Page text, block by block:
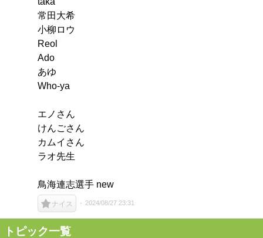
常田大希
小柳ロウ
Reol
Ado
あゆ
Who-ya
エノさん
けんごさん
カムイさん
ラオ先生
鳥海連志選手 new
ナイス 2024/08/27 23:31
トピック一覧